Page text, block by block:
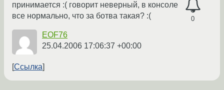
0
принимается :( говорит неверный, в консоле
все нормально, что за ботва такая? :(
EOF76
25.04.2006 17:06:37 +00:00
Ссылка